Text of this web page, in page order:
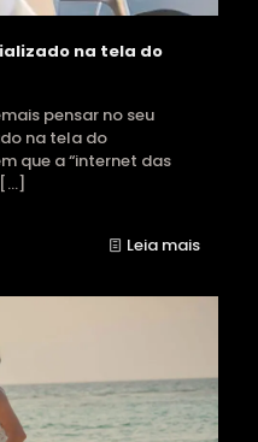
na tela do
pensar no seu
na tela do
que a “internet das
[…]
Leia mais